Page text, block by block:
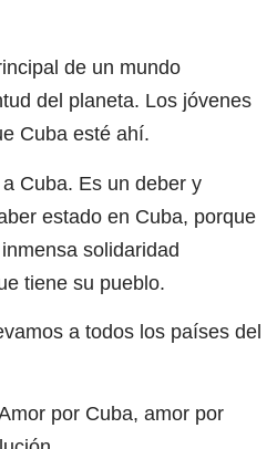
de un mundo
del planeta. Los jóvenes
Cuba esté ahí.
Cuba. Es un deber y
estado en Cuba, porque
solidaridad
tiene su pueblo.
a todos los países del
por Cuba, amor por